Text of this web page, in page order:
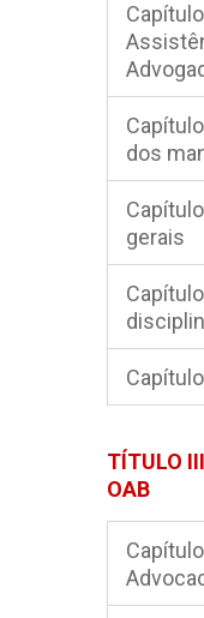
dos
gerais
TÍTULO
OAB